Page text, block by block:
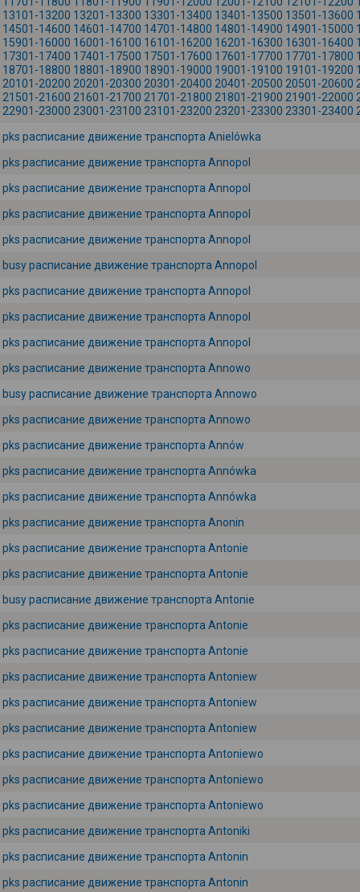
13101-13200 13201-13300 13301-13400 13401-13500 13501-13600
14501-14600 14601-14700 14701-14800 14801-14900 14901-15000
15901-16000 16001-16100 16101-16200 16201-16300 16301-16400
17301-17400 17401-17500 17501-17600 17601-17700 17701-17800
18701-18800 18801-18900 18901-19000 19001-19100 19101-19200
20101-20200 20201-20300 20301-20400 20401-20500 20501-20600
21501-21600 21601-21700 21701-21800 21801-21900 21901-22000
22901-23000 23001-23100 23101-23200 23201-23300 23301-23400
pks расписание движение транспорта Anielówka
pks расписание движение транспорта Annopol
pks расписание движение транспорта Annopol
pks расписание движение транспорта Annopol
pks расписание движение транспорта Annopol
busy расписание движение транспорта Annopol
pks расписание движение транспорта Annopol
pks расписание движение транспорта Annopol
pks расписание движение транспорта Annopol
pks расписание движение транспорта Annowo
busy расписание движение транспорта Annowo
pks расписание движение транспорта Annowo
pks расписание движение транспорта Annów
pks расписание движение транспорта Annówka
pks расписание движение транспорта Annówka
pks расписание движение транспорта Anonin
pks расписание движение транспорта Antonie
pks расписание движение транспорта Antonie
busy расписание движение транспорта Antonie
pks расписание движение транспорта Antonie
pks расписание движение транспорта Antonie
pks расписание движение транспорта Antoniew
pks расписание движение транспорта Antoniew
pks расписание движение транспорта Antoniew
pks расписание движение транспорта Antoniewo
pks расписание движение транспорта Antoniewo
pks расписание движение транспорта Antoniewo
pks расписание движение транспорта Antoniki
pks расписание движение транспорта Antonin
pks расписание движение транспорта Antonin